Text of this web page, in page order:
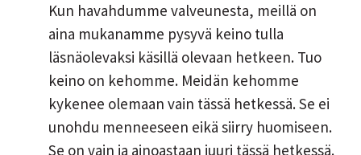
Kun havahdumme valveunesta, meillä on
aina mukanamme pysyvä keino tulla
läsnäolevaksi käsillä olevaan hetkeen. Tuo
keino on kehomme. Meidän kehomme
kykenee olemaan vain tässä hetkessä. Se ei
unohdu menneeseen eikä siirry huomiseen.
Se on vain ja ainoastaan juuri tässä hetkessä.